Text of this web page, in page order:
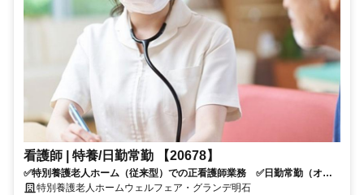
看護師 | 特養/日勤常勤 【20678】
✅特別養護老人ホーム（従来型）での正看護師業務 ✅日勤常勤（オン
コール交代制） ✅年間休日110日 ✅残業ほぼ無し ✅車通勤可
特別養護老人ホームウェルフェア・グランデ明石